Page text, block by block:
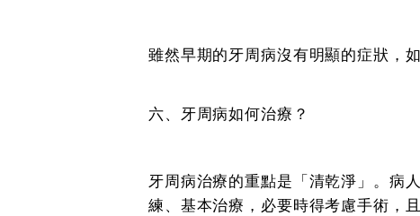
雖然早期的牙周病沒有明顯的症狀，
六、牙周病如何治療？
牙周病治療的重點是「清乾淨」。病
練、基本治療，必要時得考慮手術，